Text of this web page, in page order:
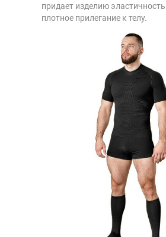
придает изделию
плотное прилегание к телу.